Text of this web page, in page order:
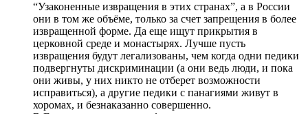
“Узаконенные извращения в этих странах”, а в России
они в том же объёме, только за счет запрещения в более
извращенной форме. Да еще ищут прикрытия в
церковной среде и монастырях. Лучше пусть
извращения будут легализованы, чем когда одни педики
подвергнуты дискриминации (а они ведь люди, и пока
они живы, у них никто не отберет возможности
исправиться), а другие педики с панагиями живут в
хоромах, и безнаказанно совершенно.